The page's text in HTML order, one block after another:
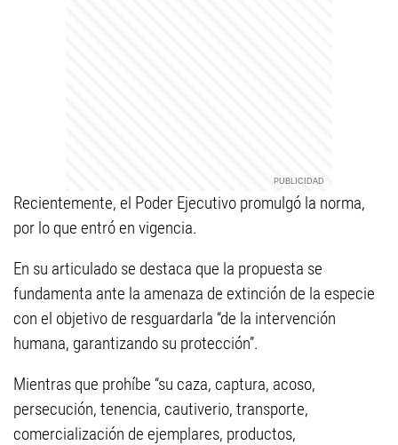
Recientemente, el Poder Ejecutivo promulgó la norma,
por lo que entró en vigencia.
En su articulado se destaca que la propuesta se
fundamenta ante la amenaza de extinción de la especie
con el objetivo de resguardarla “de la intervención
humana, garantizando su protección”.
Mientras que prohíbe “su caza, captura, acoso,
persecución, tenencia, cautiverio, transporte,
comercialización de ejemplares, productos,